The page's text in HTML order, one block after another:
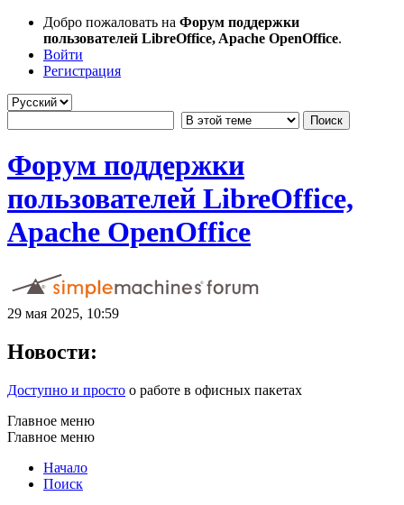
Добро пожаловать на Форум поддержки
пользователей LibreOffice, Apache OpenOffice.
Войти
Регистрация
Форум поддержки
пользователей LibreOffice,
Apache OpenOffice
29 мая 2025, 10:59
Новости:
Доступно и просто о работе в офисных пакетах
Главное меню
Главное меню
Начало
Поиск